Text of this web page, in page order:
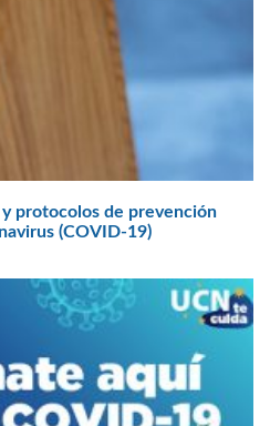
protocolos de prevención
(COVID-19)